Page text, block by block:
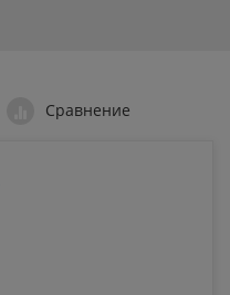
Сравнение